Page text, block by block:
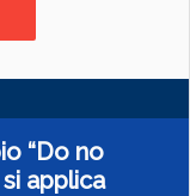
“Do no
applica